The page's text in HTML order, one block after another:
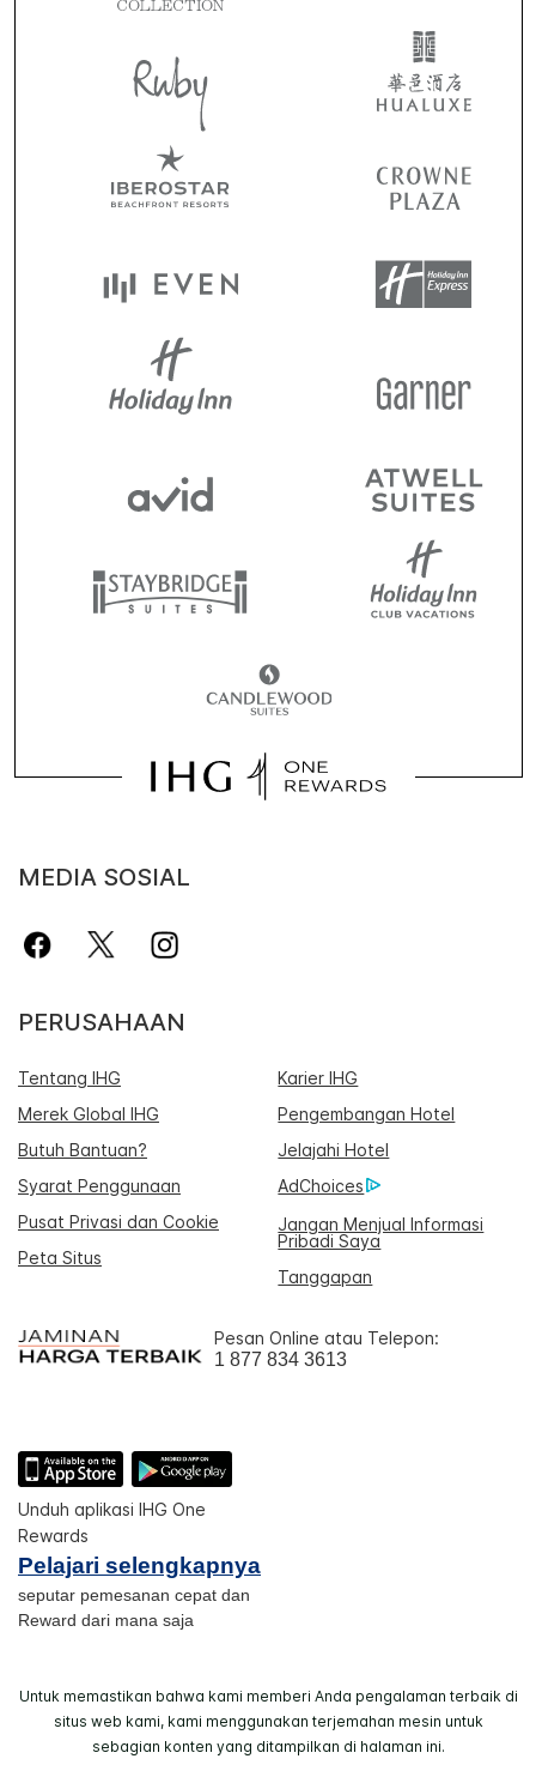
MEDIA SOSIAL
PERUSAHAAN
Tentang IHG
Karier IHG
Merek Global IHG
Pengembangan Hotel
Butuh Bantuan?
Jelajahi Hotel
Syarat Penggunaan
AdChoices
Pusat Privasi dan Cookie
Jangan Menjual Informasi
Pribadi Saya
Peta Situs
Tanggapan
Pesan Online atau Telepon:
1 877 834 3613
Unduh aplikasi IHG One
Rewards
Pelajari selengkapnya
seputar pemesanan cepat dan
Reward dari mana saja
Untuk memastikan bahwa kami memberi Anda pengalaman terbaik di
situs web kami, kami menggunakan terjemahan mesin untuk
sebagian konten yang ditampilkan di halaman ini.